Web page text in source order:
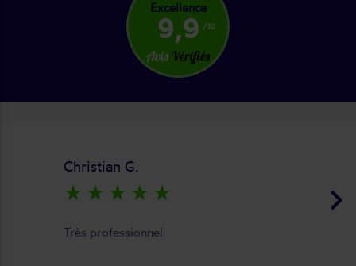
Excellence
9,9 /10
keyboard_arrow_right
Christian G.
star_rate star_rate star_rate star_rate star_rate
Très professionnel